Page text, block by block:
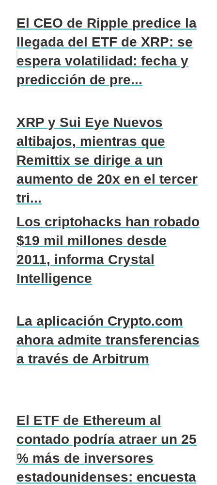
El CEO de Ripple predice la
llegada del ETF de XRP: se
espera volatilidad: fecha y
predicción de pre...
XRP y Sui Eye Nuevos
altibajos, mientras que
Remittix se dirige a un
aumento de 20x en el tercer
tri...
Los criptohacks han robado
$19 mil millones desde
2011, informa Crystal
Intelligence
La aplicación Crypto.com
ahora admite transferencias
a través de Arbitrum
El ETF de Ethereum al
contado podría atraer un 25
% más de inversores
estadounidenses: encuesta